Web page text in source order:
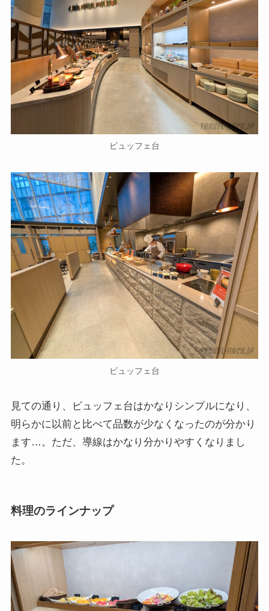
ビュッフェ台
ビュッフェ台
見ての通り、ビュッフェ台はかなりシンプルになり、
明らかに以前と比べて品数が少なくなったのが分かり
ます…。ただ、導線はかなり分かりやすくなりまし
た。
料理のラインナップ